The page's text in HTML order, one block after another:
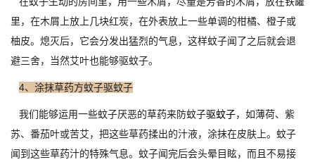
里，在木屑上放上几块红炭，在外表放上一些单调的柑橘、橙子或
柚皮。熄灭后，它会分发出猛烈的气息，这样蚊子闻了之后就会退
避三舍，当然艾叶也能够驱蚊子。
4、涂抹草药方蚊子驱蚊子
我们能够运用一些蚊子厌恶的草药来防蚊子驱蚊子，如薄荷、紫
苏、番茄叶或苦艾，把这些草药揉出的汁液，涂抹在皮肤上。蚊子
闻到这些草药汁的特殊气息。蚊子闻完后会头晕目眩，而且不易接